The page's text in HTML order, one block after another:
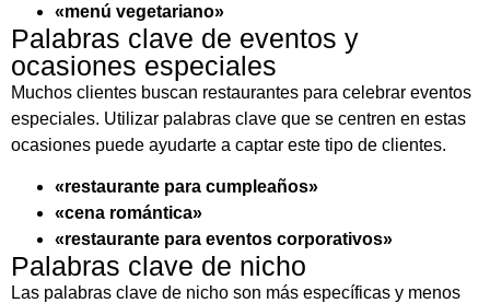
«menú vegetariano»
Palabras clave de eventos y
ocasiones especiales
Muchos clientes buscan restaurantes para celebrar eventos
especiales. Utilizar palabras clave que se centren en estas
ocasiones puede ayudarte a captar este tipo de clientes.
«restaurante para cumpleaños»
«cena romántica»
«restaurante para eventos corporativos»
Palabras clave de nicho
Las palabras clave de nicho son más específicas y menos